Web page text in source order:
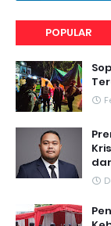
POPULAR